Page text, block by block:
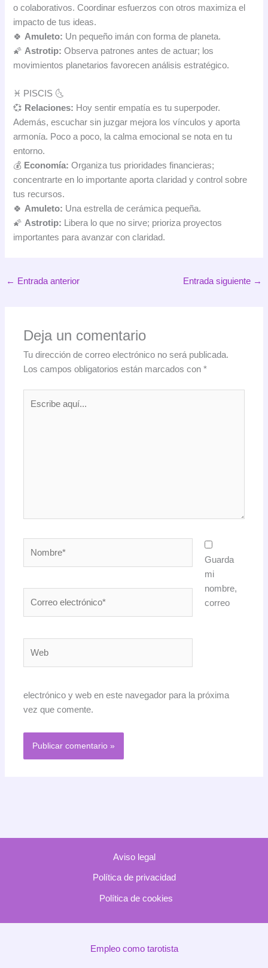
o colaborativos. Coordinar esfuerzos con otros maximiza el
impacto de tus ideas.
🍀 Amuleto: Un pequeño imán con forma de planeta.
🌠 Astrotip: Observa patrones antes de actuar; los
movimientos planetarios favorecen análisis estratégico.
♓ PISCIS 🌜
💞 Relaciones: Hoy sentir empatía es tu superpoder.
Además, escuchar sin juzgar mejora los vínculos y aporta
armonía. Poco a poco, la calma emocional se nota en tu
entorno.
💰 Economía: Organiza tus prioridades financieras;
concentrarte en lo importante aporta claridad y control sobre
tus recursos.
🍀Amuleto: Una estrella de cerámica pequeña.
🌠Astrotip: Libera lo que no sirve; prioriza proyectos
importantes para avanzar con claridad.
← Entrada anterior Entrada siguiente →
Deja un comentario
Tu dirección de correo electrónico no será publicada.
Los campos obligatorios están marcados con*
Guarda
mi
nombre,
correo
electrónico y web en este navegador para la próxima
vez que comente.
Aviso legal
Política de privacidad
Política de cookies
Empleo como tarotista